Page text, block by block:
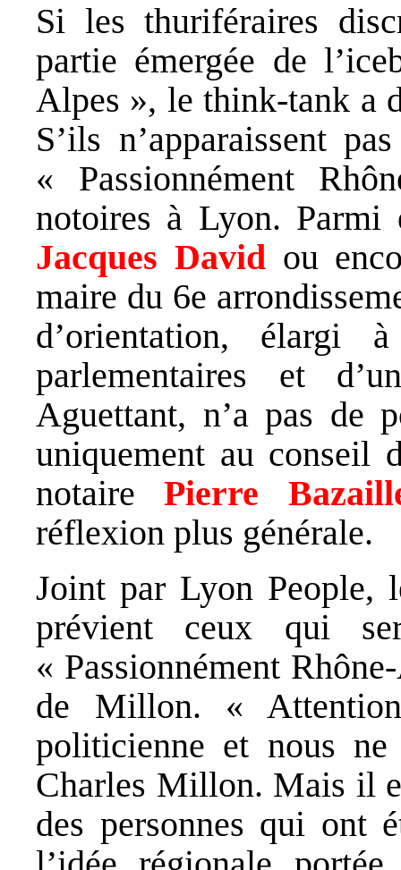
Si les thuriféraires
partie émergée de
Alpes », le think-tank a
S’ils n’apparaissent
« Passionnément
notoires à Lyon.
Jacques Davidou
maire du 6e
d’orientation,
parlementaires et
Aguettant, n’a pas de
uniquement au conseil
notairePierre
réflexion plus générale.
Joint par Lyon People,
prévient ceux qui
« Passionnément
de Millon. «
politicienne et nous
Charles Millon. Mais il
des personnes qui ont